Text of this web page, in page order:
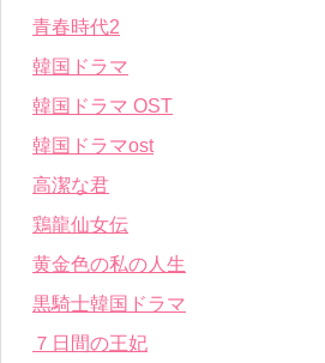
青春時代2
韓国ドラマ
韓国ドラマ OST
韓国ドラマost
高潔な君
鶏龍仙女伝
黄金色の私の人生
黒騎士韓国ドラマ
７日間の王妃